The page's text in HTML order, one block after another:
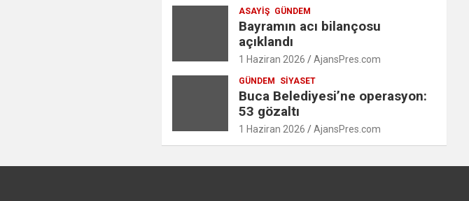
ASAYIŞ GÜNDEM
Bayramın acı bilançosu
açıklandı
1 Haziran 2026 AjansPres.com
GÜNDEM SIYASET
Buca Belediyesi’ne operasyon:
53 gözaltı
1 Haziran 2026 AjansPres.com